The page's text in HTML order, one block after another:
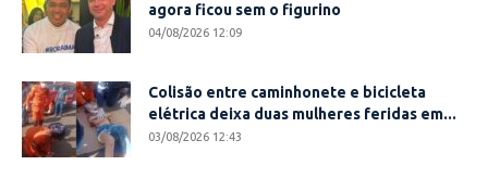
agora ficou sem o figurino
04/08/2026 12:09
Colisão entre caminhonete e bicicleta
elétrica deixa duas mulheres feridas em...
03/08/2026 12:43